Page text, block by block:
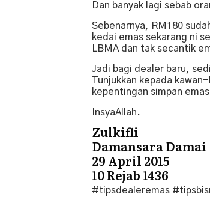
Dan banyak lagi sebab
Sebenarnya, RM180
kedai emas sekarang ni
LBMA dan tak secantik
Jadi bagi dealer baru,
Tunjukkan kepada
kepentingan simpan
InsyaAllah.
Zulkifli
Damansara Damai
29 April 2015
10 Rejab 1436
#tipsdealeremas